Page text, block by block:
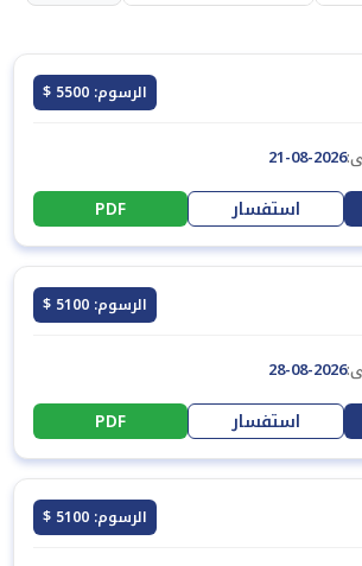
الرسوم: 5500 $
21-08-2026
استفسار PDF
الرسوم: 5100 $
28-08-2026
استفسار PDF
الرسوم: 5100 $